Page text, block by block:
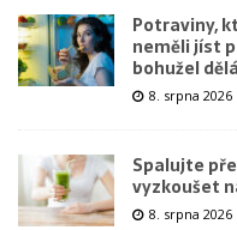
Potraviny,
neměli jíst
bohužel
8. srpna 2026
Spalujte
vyzkoušet
8. srpna 2026